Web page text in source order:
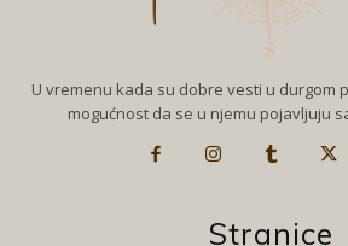
U vremenu kada su dobre vesti u durgom
mogućnost da se u njemu pojavljuju
Stranice